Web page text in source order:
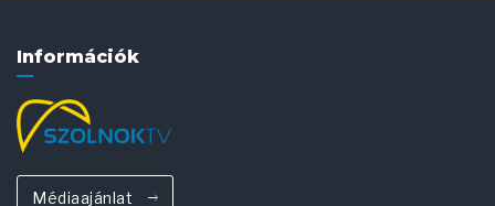
Információk
Médiaajánlat